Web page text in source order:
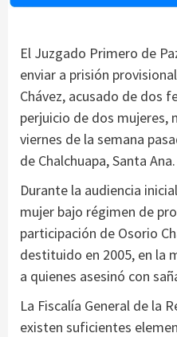
El Juzgado Primero de
enviar a prisión
Chávez, acusado de dos
perjuicio de dos mujeres,
viernes de la semana
de Chalchuapa, Santa Ana.
Durante la audiencia
mujer bajo régimen de
participación de Osorio
destituido en 2005, en la
a quienes asesinó con
La Fiscalía General de la
existen suficientes